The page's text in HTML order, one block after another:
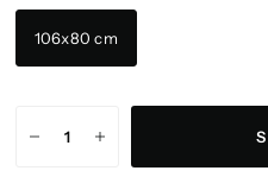
106x80 cm